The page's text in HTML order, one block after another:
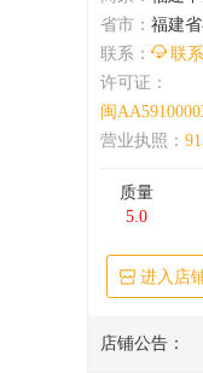
省市： 福建
联系：
联
许可证：
闽
营业执照：
质量
5.0
进入店
店铺公告：